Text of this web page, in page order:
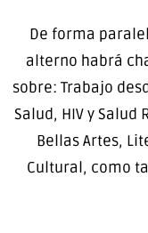
De forma
alterno habrá
sobre: Trabajo
Salud, HIV y Salud
Bellas Artes,
Cultural, como